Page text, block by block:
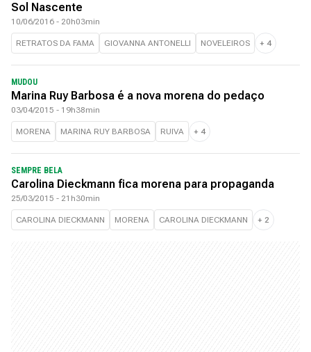
Sol Nascente
10/06/2016 - 20h03min
RETRATOS DA FAMA GIOVANNA ANTONELLI NOVELEIROS + 4
MUDOU
Marina Ruy Barbosa é a nova morena do pedaço
03/04/2015 - 19h38min
MORENA MARINA RUY BARBOSA RUIVA + 4
SEMPRE BELA
Carolina Dieckmann fica morena para propaganda
25/03/2015 - 21h30min
CAROLINA DIECKMANN MORENA CAROLINA DIECKMANN + 2